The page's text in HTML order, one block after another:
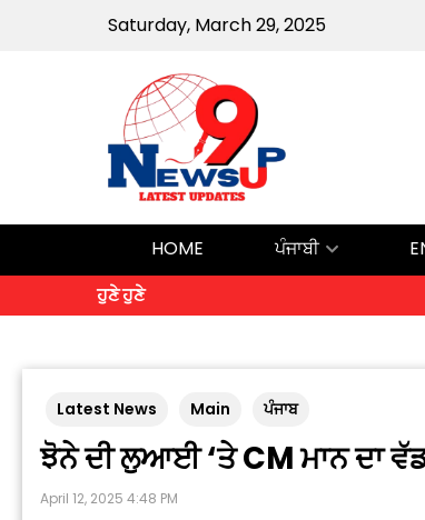
Saturday, March 29, 2025
HOME ਪੰਜਾਬੀ
ਹੁਣੇ ਹੁਣੇ
Latest News Main ਪੰਜਾਬ
ਝੋਨੇ ਦੀ ਲੁਆਈ ‘ਤੇ CM ਮਾਨ ਦਾ
April 12, 2025 4:48 PM